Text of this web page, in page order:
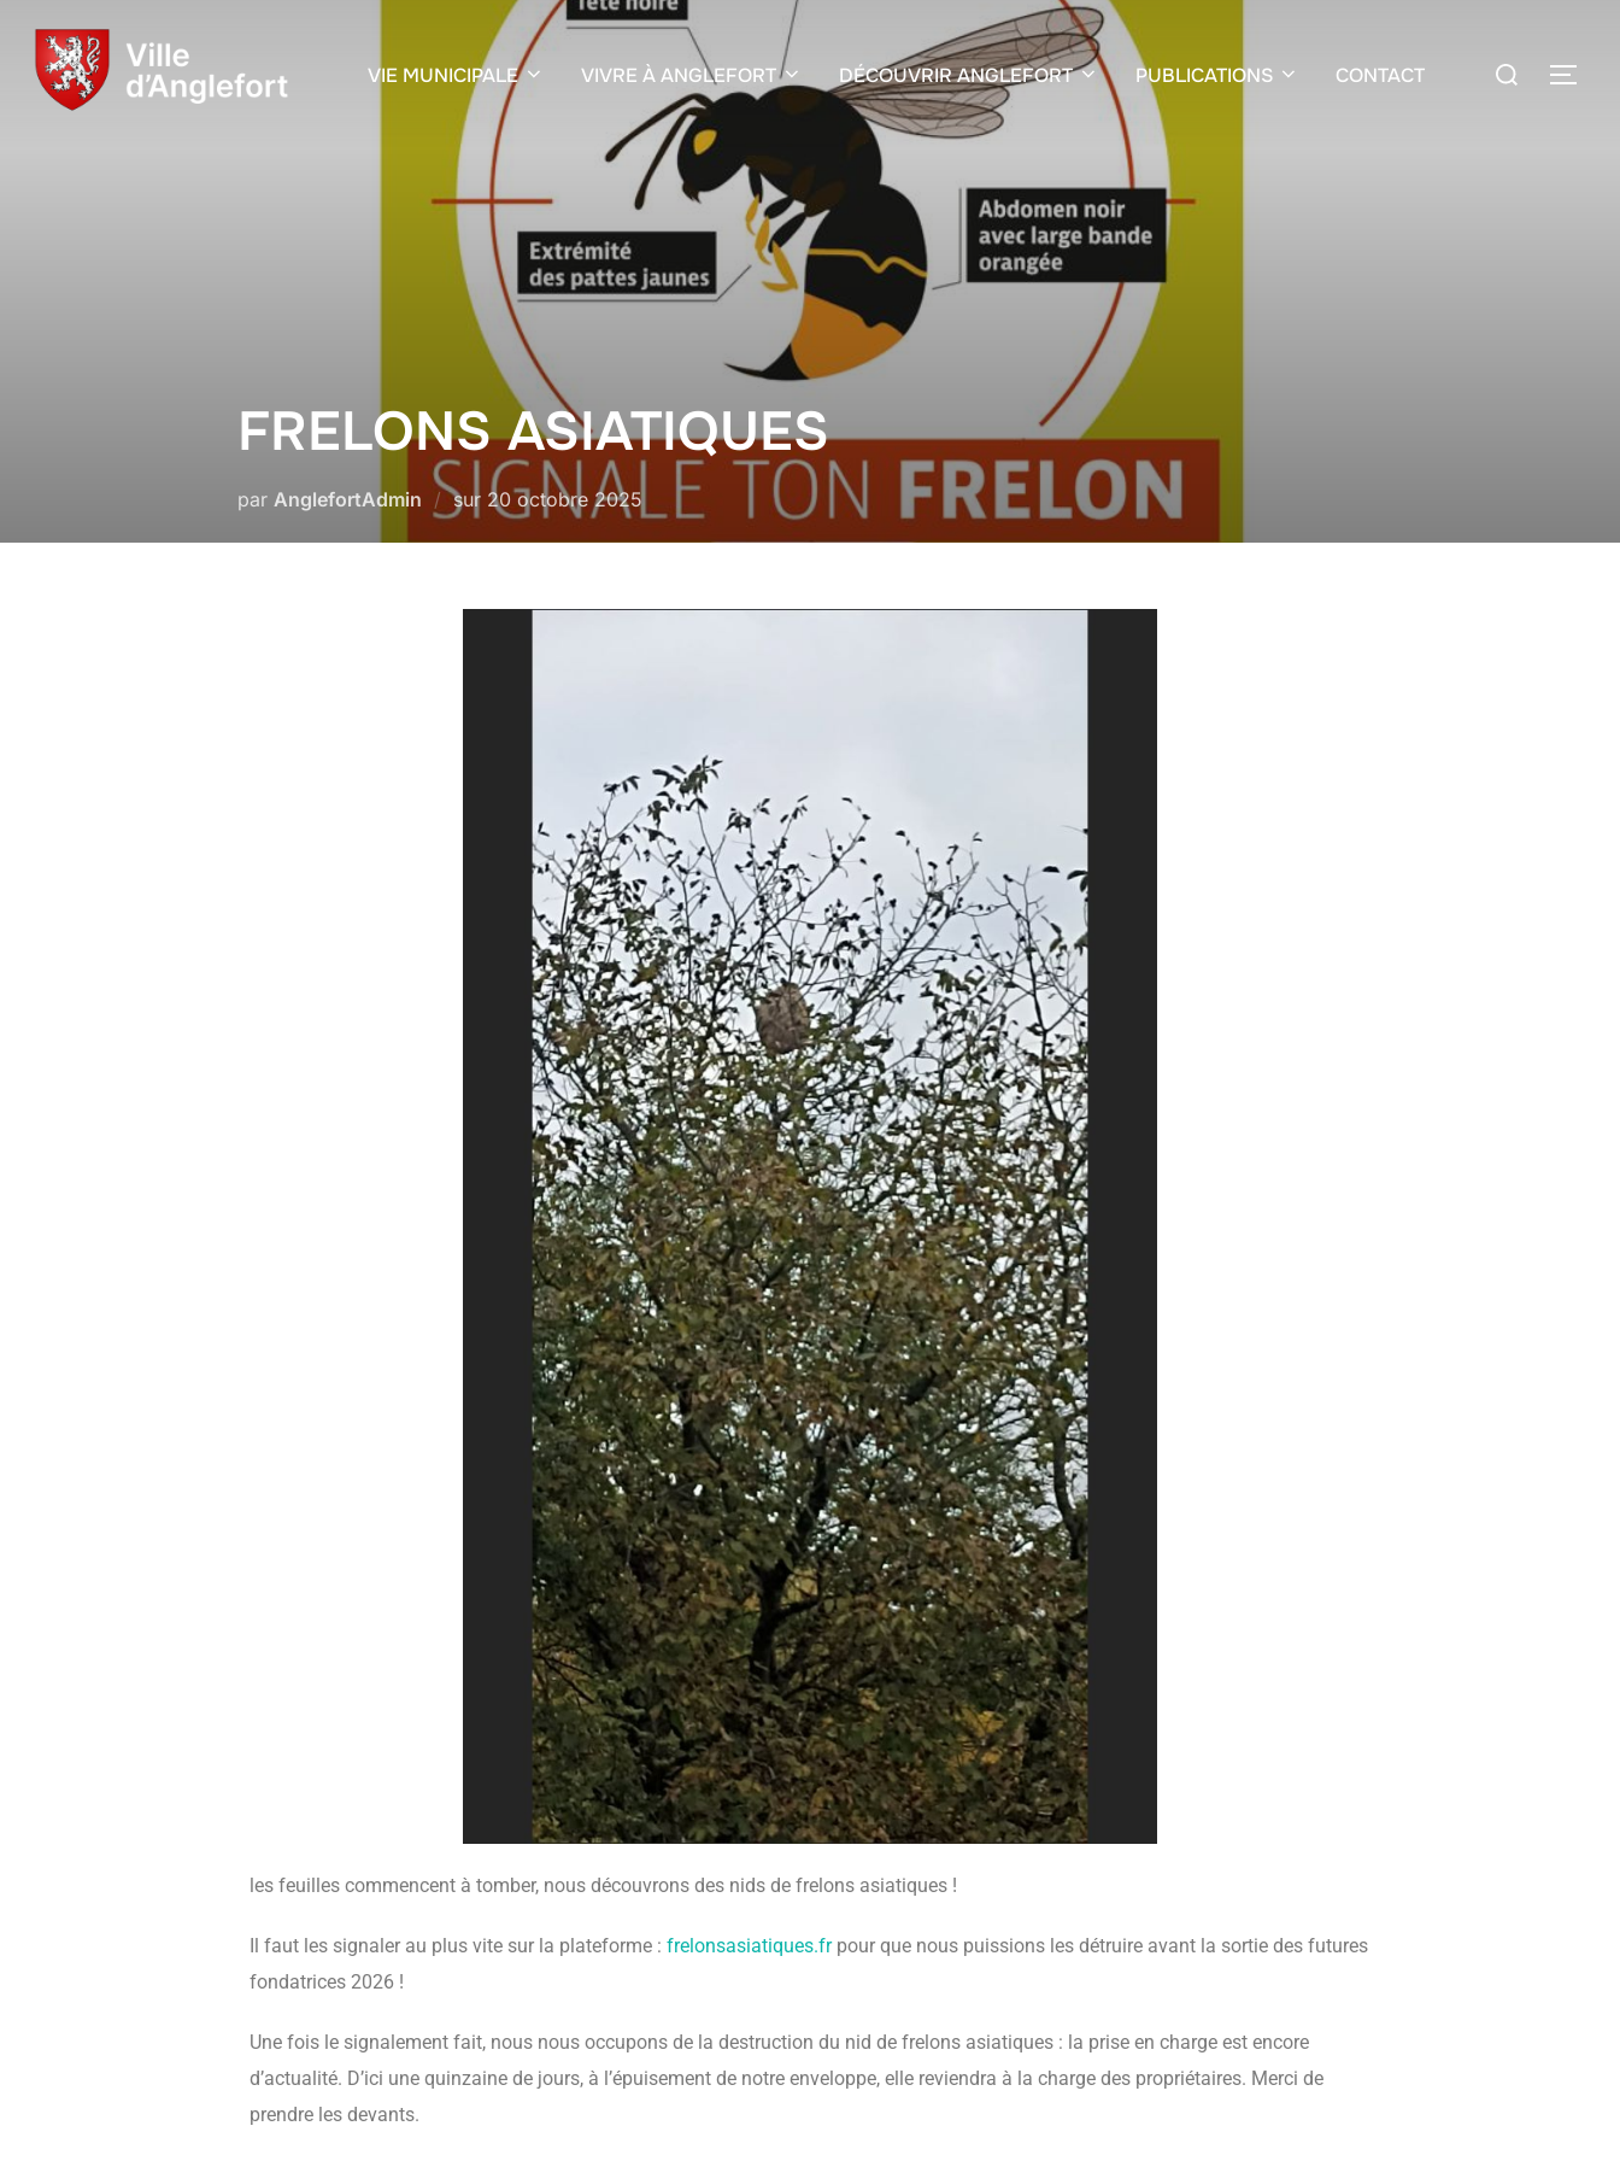
VIE MUNICIPALE VIVRE À ANGLEFORT DÉCOUVRIR ANGLEFORT PUBLICATIONS CONTACT
FRELONS ASIATIQUES
par AnglefortAdmin sur 20 octobre 2025
les feuilles commencent à tomber, nous découvrons des nids de frelons asiatiques !
Il faut les signaler au plus vite sur la plateforme : frelonsasiatiques.frpour que nous puissions les détruire avant la sortie des futures
fondatrices 2026 !
Une fois le signalement fait, nous nous occupons de la destruction du nid de frelons asiatiques : la prise en charge est encore
d’actualité. D’ici une quinzaine de jours, à l’épuisement de notre enveloppe, elle reviendra à la charge des propriétaires. Merci de
prendre les devants.